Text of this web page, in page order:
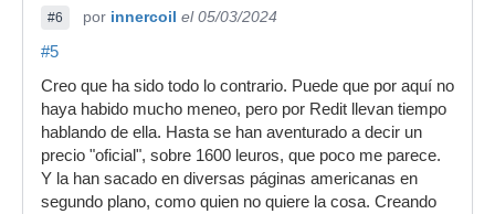
#6 por innercoil el 05/03/2024
#5
Creo que ha sido todo lo contrario. Puede que por aquí no
haya habido mucho meneo, pero por Redit llevan tiempo
hablando de ella. Hasta se han aventurado a decir un
precio "oficial", sobre 1600 leuros, que poco me parece.
Y la han sacado en diversas páginas americanas en
segundo plano, como quien no quiere la cosa. Creando